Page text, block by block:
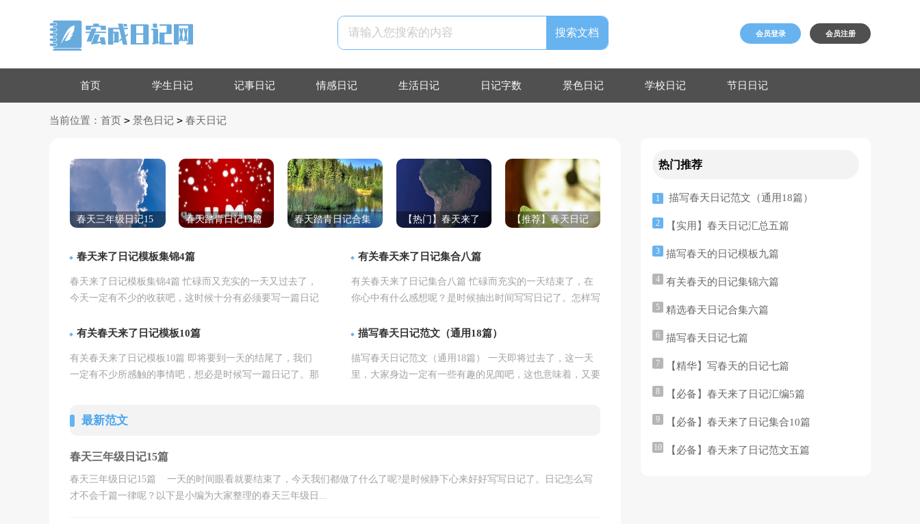
会员登录 会员注册
首页 学生日记 记事日记 情感日记 生活日记 日记字数 景色日记 学校日记 节日日记
当前位置： 首页 > 景色日记 > 春天日记
春天三年级日记15
春天踏青日记13篇
春天踏青日记合集
【热门】春天来了
【推荐】春天日记
春天来了日记模板集锦4篇
春天来了日记模板集锦4篇 忙碌而又充实的一天又过去了，
今天一定有不少的收获吧，这时候十分有必须要写一篇日记
有关春天来了日记集合八篇
有关春天来了日记集合八篇 忙碌而充实的一天结束了，在
你心中有什么感想呢？是时候抽出时间写写日记了。怎样写
有关春天来了日记模板10篇
有关春天来了日记模板10篇 即将要到一天的结尾了，我们
一定有不少所感触的事情吧，想必是时候写一篇日记了。那
描写春天日记范文（通用18篇）
描写春天日记范文（通用18篇） 一天即将过去了，这一天
里，大家身边一定有一些有趣的见闻吧，这也意味着，又要
最新范文
春天三年级日记15篇
春天三年级日记15篇 一天的时间眼看就要结束了，今天我们都做了什么了呢?是时候静下心来好好写写日记了。日记怎么写
才不会千篇一律呢？以下是小编为大家整理的春天三年级日...
热门推荐
1 描写春天日记范文（通用18篇）
2 【实用】春天日记汇总五篇
3 描写春天的日记模板九篇
4 有关春天的日记集锦六篇
5 精选春天日记合集六篇
6 描写春天日记七篇
7 【精华】写春天的日记七篇
8 【必备】春天来了日记汇编5篇
9 【必备】春天来了日记集合10篇
10 【必备】春天来了日记范文五篇